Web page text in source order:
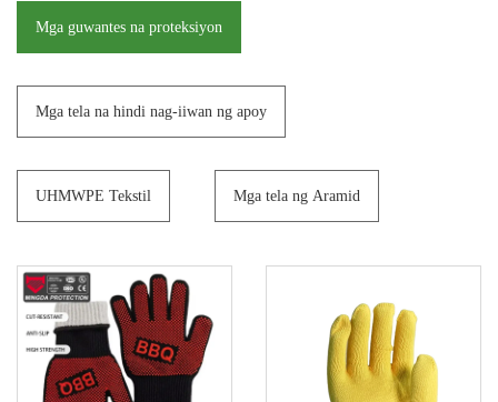
Mga guwantes na proteksiyon
Mga tela na hindi nag-iiwan ng apoy
UHMWPE Tekstil Mga tela ng Aramid